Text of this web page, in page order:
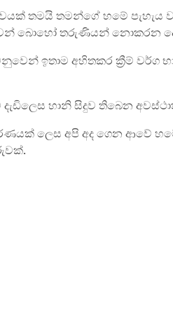
තමයි තමන්ගේ හමේ පැහැය
බොහෝ තරුණියන් නොකරන
ඉතාම අහිතකර ක්‍රීම් වර්ග
හානි සිදුව තිබෙන
ලෙස අපි අද ගෙන ආවේ හමේ